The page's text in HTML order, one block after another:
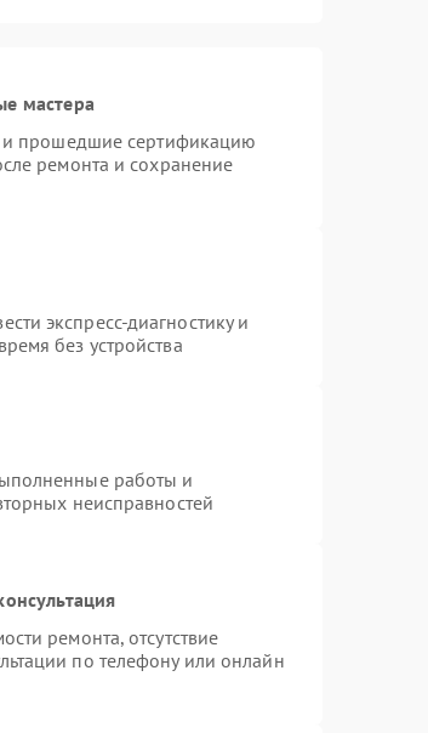
мастера
и прошедшие сертификацию
ремонта и сохранение
экспресс-диагностику и
без устройства
работы и
неисправностей
ремонта, отсутствие
по телефону или онлайн